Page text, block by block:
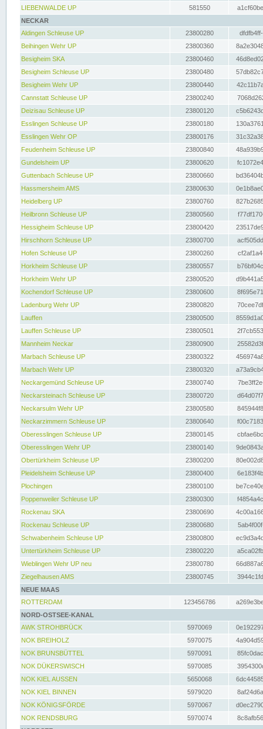
LIEBENWALDE UP
581550
NECKAR
Aldingen Schleuse UP
23800280
Beihingen Wehr UP
23800360
Besigheim SKA
23800460
Besigheim Schleuse UP
23800480
Besigheim Wehr UP
23800440
Cannstatt Schleuse UP
23800240
Deizisau Schleuse UP
23800120
Esslingen Schleuse UP
23800180
Esslingen Wehr OP
23800176
Feudenheim Schleuse UP
23800840
Gundelsheim UP
23800620
Guttenbach Schleuse UP
23800660
Hassmersheim AMS
23800630
Heidelberg UP
23800760
Heilbronn Schleuse UP
23800560
Hessigheim Schleuse UP
23800420
Hirschhorn Schleuse UP
23800700
Hofen Schleuse UP
23800260
Horkheim Schleuse UP
23800557
Horkheim Wehr UP
23800520
Kochendorf Schleuse UP
23800600
Ladenburg Wehr UP
23800820
Lauffen
23800500
Lauffen Schleuse UP
23800501
Mannheim Neckar
23800900
Marbach Schleuse UP
23800322
Marbach Wehr UP
23800320
Neckargemünd Schleuse UP
23800740
Neckarsteinach Schleuse UP
23800720
Neckarsulm Wehr UP
23800580
Neckarzimmern Schleuse UP
23800640
Oberesslingen Schleuse UP
23800145
Oberesslingen Wehr UP
23800140
Obertürkheim Schleuse UP
23800200
Pleidelsheim Schleuse UP
23800400
Plochingen
23800100
Poppenweiler Schleuse UP
23800300
Rockenau SKA
23800690
Rockenau Schleuse UP
23800680
Schwabenheim Schleuse UP
23800800
Untertürkheim Schleuse UP
23800220
Wieblingen Wehr UP neu
23800780
Ziegelhausen AMS
23800745
NEUE MAAS
ROTTERDAM
123456786
NORD-OSTSEE-KANAL
AWK STROHBRÜCK
5970069
NOK BREIHOLZ
5970075
NOK BRUNSBÜTTEL
5970091
NOK DÜKERSWISCH
5970085
NOK KIEL AUSSEN
5650068
NOK KIEL BINNEN
5979020
NOK KÖNIGSFÖRDE
5970067
NOK RENDSBURG
5970074